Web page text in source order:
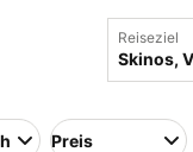
Reiseziel
Preis